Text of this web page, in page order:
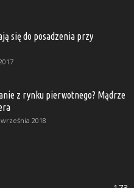
się do posadzenia przy
z rynku pierwotnego? Mądrze
2018